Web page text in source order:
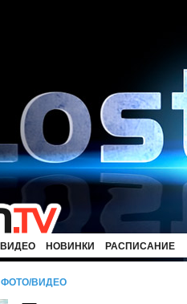
ВИДЕО НОВИНКИ РАСПИСАНИЕ
ФОТО/ВИДЕО